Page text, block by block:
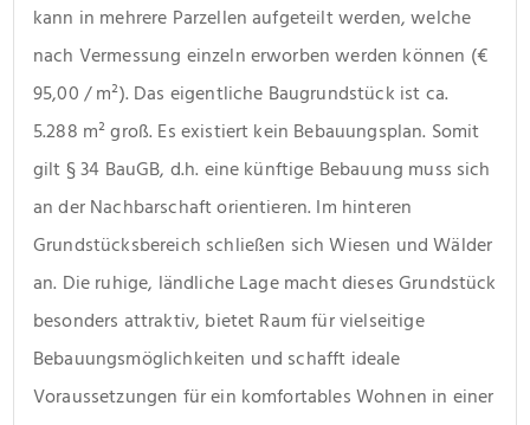
kann in mehrere Parzellen aufgeteilt werden, welche
nach Vermessung einzeln erworben werden können (€
95,00 / m²). Das eigentliche Baugrundstück ist ca.
5.288 m² groß. Es existiert kein Bebauungsplan. Somit
gilt § 34 BauGB, d.h. eine künftige Bebauung muss sich
an der Nachbarschaft orientieren. Im hinteren
Grundstücksbereich schließen sich Wiesen und Wälder
an. Die ruhige, ländliche Lage macht dieses Grundstück
besonders attraktiv, bietet Raum für vielseitige
Bebauungsmöglichkeiten und schafft ideale
Voraussetzungen für ein komfortables Wohnen in einer